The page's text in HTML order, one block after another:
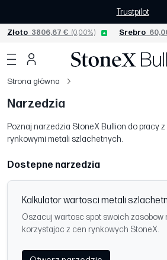
Trustpilot
Złoto 3806,67 € (0,00%) Srebro
Strona główna
Narzedzia
Poznaj narzedzia StoneX Bullion do pracy
rynkowymi metali szlachetnych.
Dostepne narzedzia
Kalkulator wartosci metali
Oszacuj wartosc spot swoich zasobow
korzystajac z cen rynkowych StoneX.